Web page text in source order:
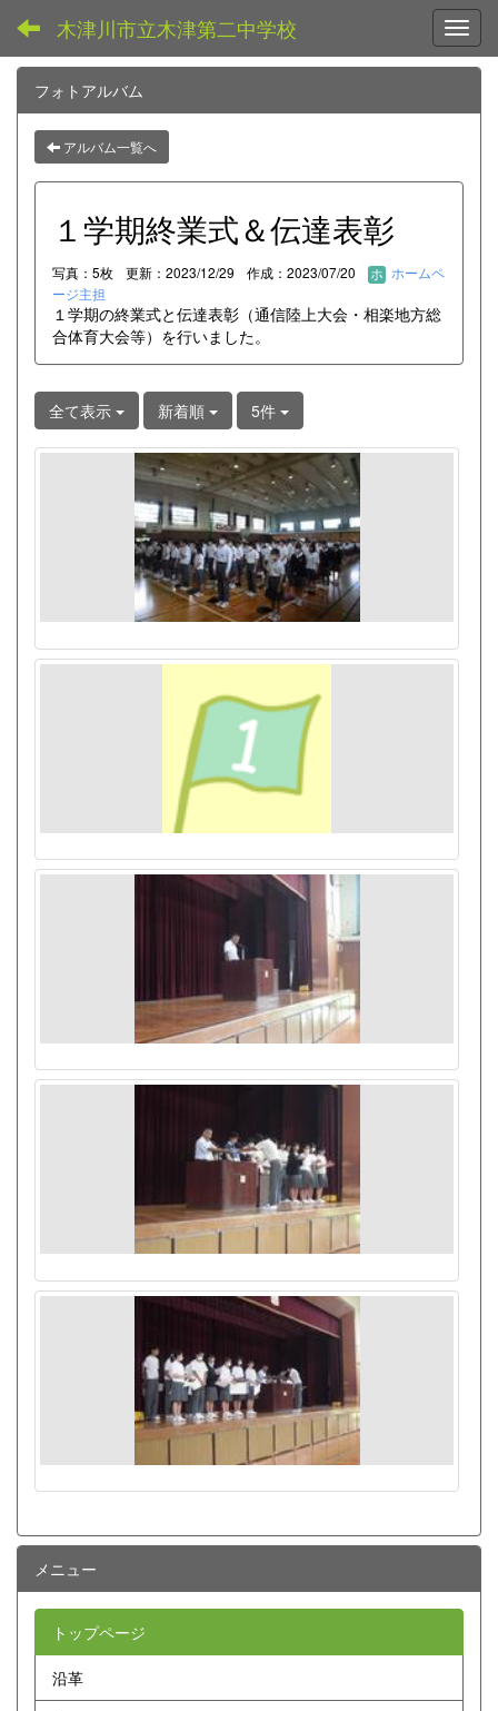
木津川市立木津第二中学校
フォトアルバム
アルバム一覧へ
１学期終業式＆伝達表彰
写真：5枚 更新：2023/12/29 作成：2023/07/20
ホームペ
ージ主担
１学期の終業式と伝達表彰（通信陸上大会・相楽地方総
合体育大会等）を行いました。
全て表示 新着順 5件
メニュー
トップページ
沿革